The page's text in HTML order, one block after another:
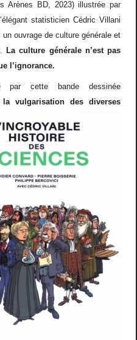
Arènes BD, 2023) illustrée par
’él égant statisticien Cédric Villani
ouvrage de culture générale et
La culture générale n’est pas
l ’ignorance.
par cette bande dessinée
vulgarisation des diverses